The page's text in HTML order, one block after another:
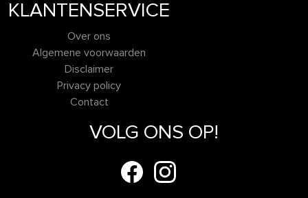
KLANTENSERVICE
Over ons
Algemene voorwaarden
Disclaimer
Privacy policy
Contact
VOLG ONS OP!